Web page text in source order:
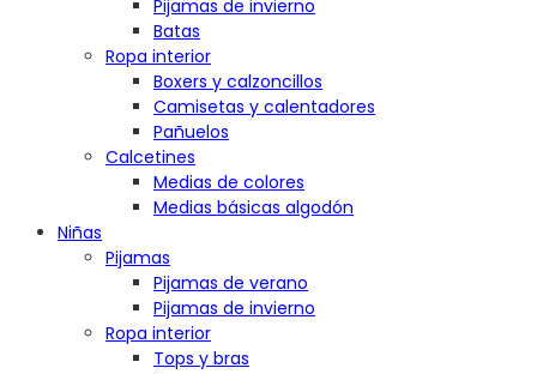
Pijamas de invierno
Batas
Ropa interior
Boxers y calzoncillos
Camisetas y calentadores
Pañuelos
Calcetines
Medias de colores
Medias básicas algodón
Niñas
Pijamas
Pijamas de verano
Pijamas de invierno
Ropa interior
Tops y bras